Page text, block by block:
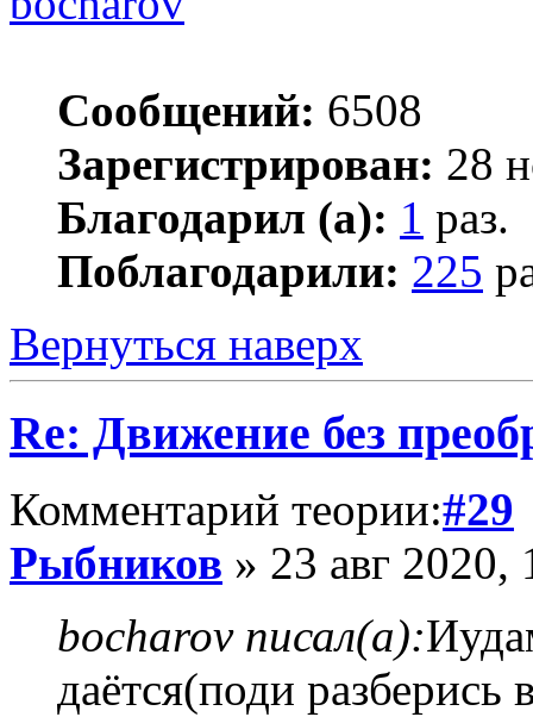
Сообщений: 6508
Зарегистрирован: 28
Благодарил (а): 1 раз.
Поблагодарили: 225
Вернуться наверх
Re: Движение без
Комментарий теории:#29
Рыбников » 23 авг 2020,
bocharov писал(а):
даётся(поди разберись